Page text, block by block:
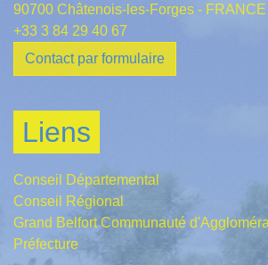
90700 Châtenois-les-Forges - FRANCE
+33 3 84 29 40 67
Contact par formulaire
Liens
Conseil Départemental
Conseil Régional
Grand Belfort Communauté
Préfecture